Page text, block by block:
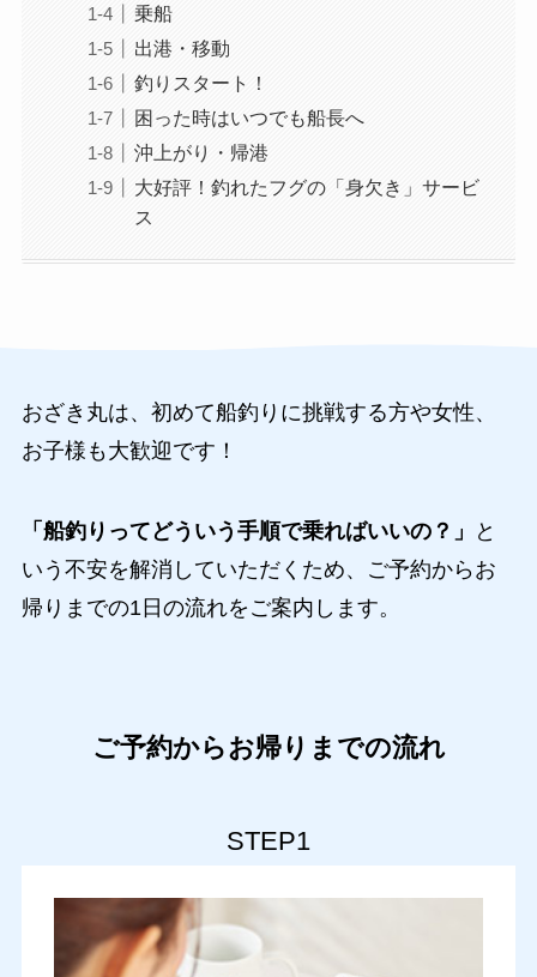
乗船
出港・移動
釣りスタート！
困った時はいつでも船長へ
沖上がり・帰港
大好評！釣れたフグの「身欠き」サービ
ス
おざき丸は、初めて船釣りに挑戦する方や女性、
お子様も大歓迎です！
「船釣りってどういう手順で乗ればいいの？」
と
いう不安を解消していただくため、ご予約からお
帰りまでの1日の流れをご案内します。
ご予約からお帰りまでの流れ
STEP1